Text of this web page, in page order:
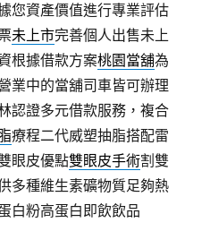
您資產價值進行專業評估
未上市完善個人出售未上
根據借款方案桃園當舖為
業中的當舖司車皆可辦理
認證多元借款服務，複合
療程二代威塑抽脂搭配雷
眼皮優點雙眼皮手術割雙
多種維生素礦物質足夠熱
白粉高蛋白即飲飲品